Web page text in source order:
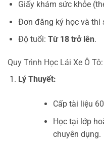
Giấy khám sức khỏe
Đơn đăng ký học và thi
Độ tuổi: Từ 18 trở lên.
Quy Trình Học Lái Xe Ô Tô:
Lý Thuyết:
Cấp tài liệu
Học tại lớp
chuyên dụng.